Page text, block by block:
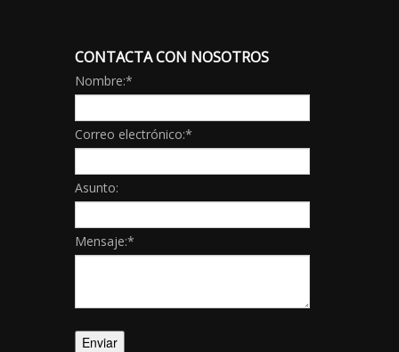
CONTACTA CON NOSOTROS
Nombre:*
Correo electrónico:*
Asunto:
Mensaje:*